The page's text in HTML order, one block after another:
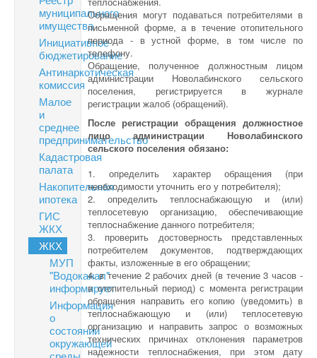
муниципального
имущества
Инициативное
бюджетирование
Антинаркотическая
комиссия
Малое
и
среднее
предпринимательство
Кадастровая
палата
Накопительная
ипотека
ГИС
ЖКХ
ЖКХ
МУП
"Водоканал"
информирует
Информация
о
состоянии
окружающей
Обращения могут подаваться потребителями в
письменной форме, а в течение отопительного
периода - в устной форме, в том числе по
телефону.
Обращение, полученное должностным лицом
администрации Новолабинского сельского
поселения, регистрируется в журнале
регистрации жалоб (обращений).
После регистрации обращения должностное
лицо администрации Новолабинского
сельского поселения обязано:
1. определить характер обращения (при
необходимости уточнить его у потребителя);
2. определить теплоснабжающую и (или)
теплосетевую организацию, обеспечивающие
теплоснабжение данного потребителя;
3. проверить достоверность представленных
потребителем документов, подтверждающих
факты, изложенные в его обращении;
4. в течение 2 рабочих дней (в течение 3 часов -
в отопительный период) с момента регистрации
обращения направить его копию (уведомить) в
теплоснабжающую и (или) теплосетевую
организацию и направить запрос о возможных
технических причинах отклонения параметров
надежности теплоснабжения, при этом дату